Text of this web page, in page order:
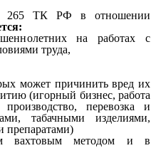
265 ТК РФ в отношении
на работах с
труда,
может причинить вред их
(игорный бизнес, работа
перевозка и
табачными изделиями,
препаратами)
вахтовым методом и в